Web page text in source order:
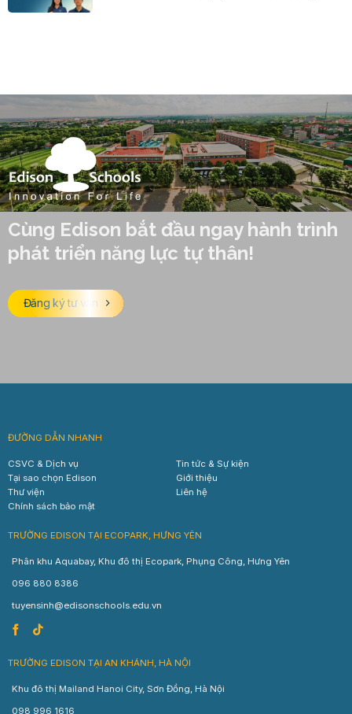
Cùng Edison bắt đầu ngay hành trình
phát triển năng lực tự thân!
Đăng ký tư vấn
ĐƯỜNG DẪN NHANH
CSVC & Dịch vụ
Tin tức & Sự kiện
Tại sao chọn Edison
Giới thiệu
Thư viện
Liên hệ
Chính sách bảo mật
TRƯỜNG EDISON TẠI ECOPARK, HƯNG YÊN
Phân khu Aquabay, Khu đô thị Ecopark, Phụng Công, Hưng Yên
096 880 8386
tuyensinh@edisonschools.edu.vn
TRƯỜNG EDISON TẠI AN KHÁNH, HÀ NỘI
Khu đô thị Mailand Hanoi City, Sơn Đồng, Hà Nội
098 996 1616